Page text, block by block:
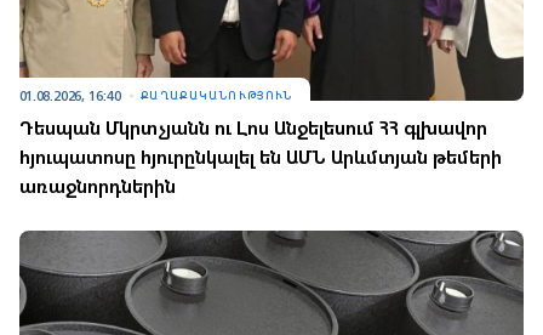
01.08.2026, 16:40 ՔԱՂԱՔԱԿԱՆՈՒԹՅՈՒՆ
Դեսպան Մկրտչյանն ու Լոս Անջելեսում ՀՀ գլխավոր
հյուպատոսը հյուրընկալել են ԱՄՆ Արևմտյան թեմերի
առաջնորդներին